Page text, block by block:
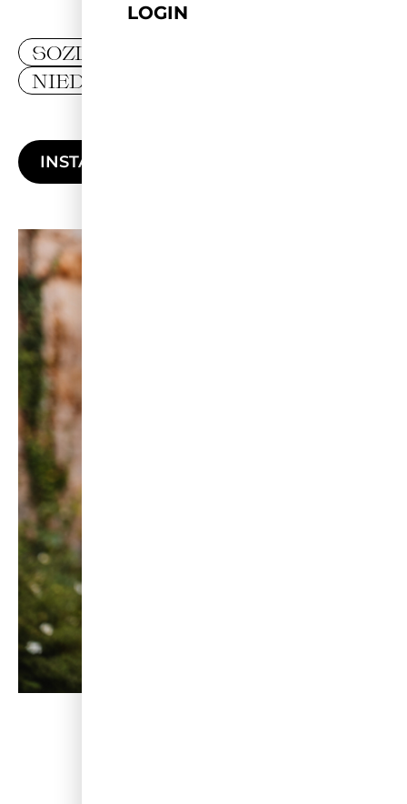
LOGIN
SOZIALE VERANTWORTUNG
NIEDERSACHSEN
INSTAGRAM